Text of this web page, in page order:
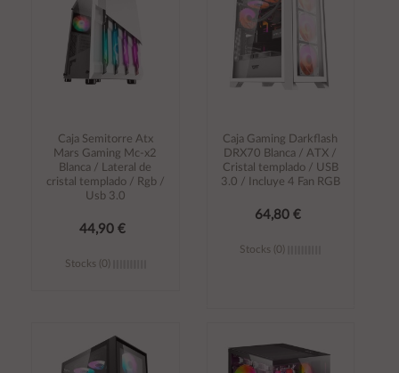
Caja Semitorre Atx
Mars Gaming Mc-x2
Blanca / Lateral de
cristal templado / Rgb /
Usb 3.0
44,90 €
Stocks (0)
carrito
Caja Gaming Darkflash
DRX70 Blanca / ATX /
Cristal templado / USB
3.0 / Incluye 4 Fan RGB
64,80 €
Stocks (0)
carrito